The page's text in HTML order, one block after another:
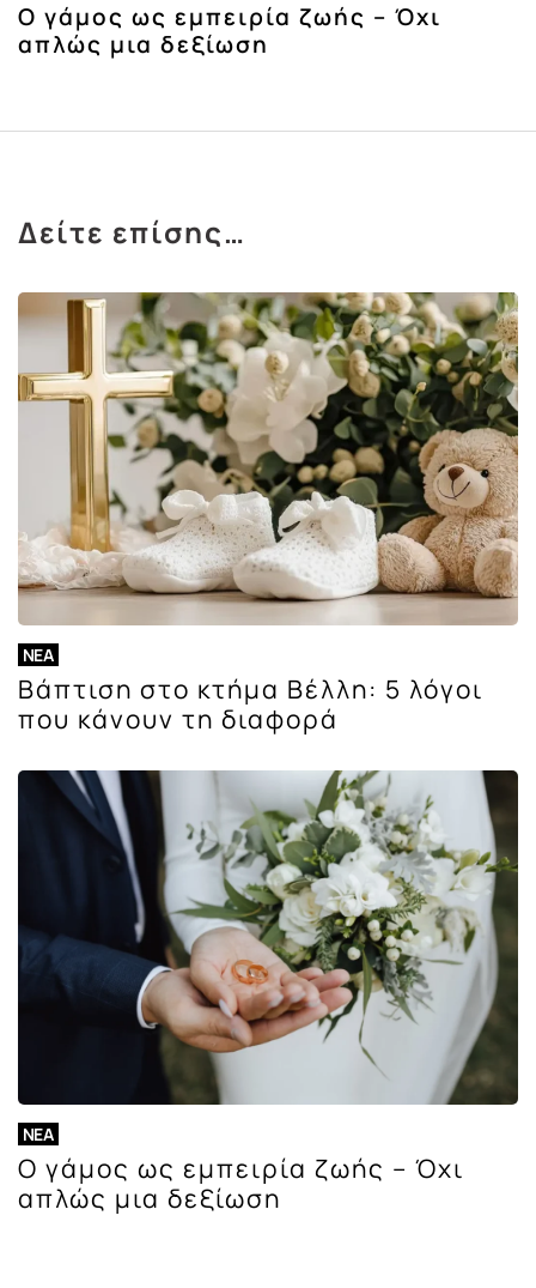
Ο γάμος ως εμπειρία ζωής – Όχι
απλώς μια δεξίωση
Δείτε επίσης…
ΝΈΑ
Βάπτιση στο κτήμα Βέλλη: 5 λόγοι
που κάνουν τη διαφορά
ΝΈΑ
Ο γάμος ως εμπειρία ζωής – Όχι
απλώς μια δεξίωση